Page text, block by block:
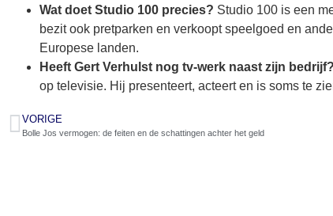
Wat doet Studio 100 precies? Studio 100 is een
bezit ook pretparken en verkoopt speelgoed en
Europese landen.
Heeft Gert Verhulst nog tv-werk naast zijn bedrijf?
op televisie. Hij presenteert, acteert en is soms te
VORIGE
Bolle Jos vermogen: de feiten en de schattingen achter het geld